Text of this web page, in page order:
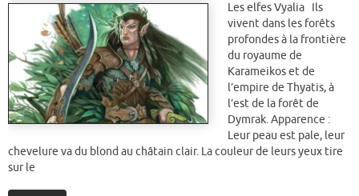
Les elfes Vyalia Ils
vivent dans les forêts
profondes à la frontière
du royaume de
Karameikos et de
l’empire de Thyatis, à
l’est de la forêt de
Dymrak. Apparence :
Leur peau est pale, leur
chevelure va du blond au châtain clair. La couleur de leurs yeux tire
sur le